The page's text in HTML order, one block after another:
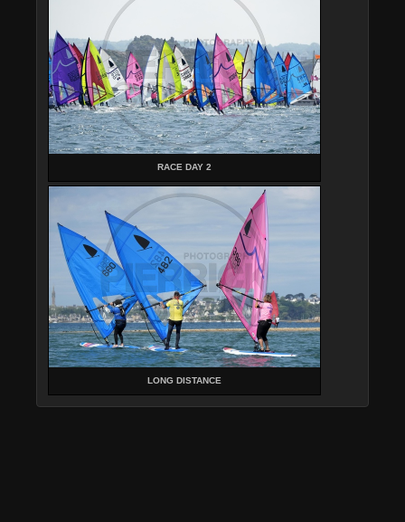
RACE DAY 2
LONG DISTANCE